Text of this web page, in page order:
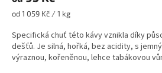
5,0
z
5
hvězdiček.
Měrná
od 1 059 Kč / 1 kg
Specifická chuť této kávy vznikla díky
dešťů. Je silná, hořká, bez acidity, s
výraznou, kořeněnou, lehce tabákovou